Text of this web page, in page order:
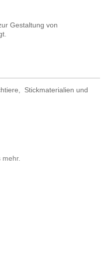
Gestaltung von
Stickmaterialien und